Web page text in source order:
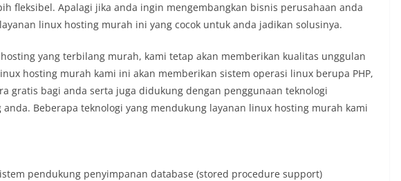
fleksibel. Apalagi jika anda ingin mengembangkan bisnis perusahaan anda
linux hosting murah ini yang cocok untuk anda jadikan solusinya.
yang terbilang murah, kami tetap akan memberikan kualitas unggulan
hosting murah kami ini akan memberikan sistem operasi linux berupa PHP,
gratis bagi anda serta juga didukung dengan penggunaan teknologi
Beberapa teknologi yang mendukung layanan linux hosting murah kami
pendukung penyimpanan database (stored procedure support)